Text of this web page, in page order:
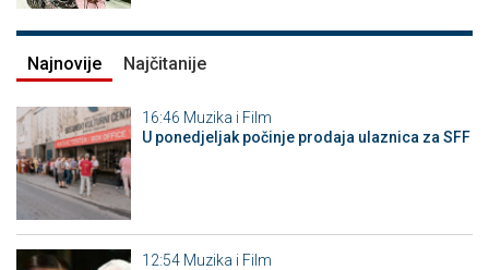
Najnovije Najčitanije
16:46 Muzika i Film
U ponedjeljak počinje prodaja ulaznica za SFF
12:54 Muzika i Film